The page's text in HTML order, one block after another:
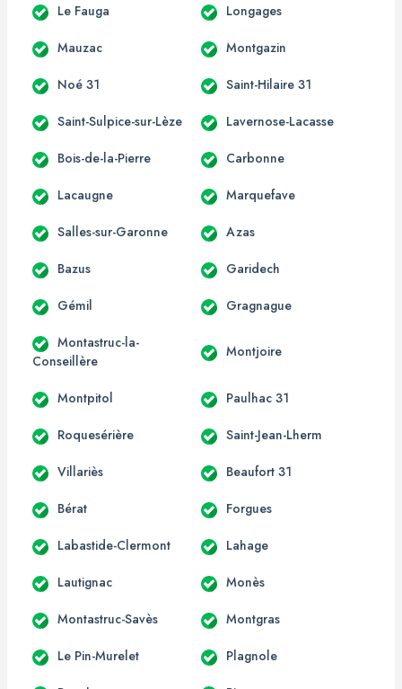
Le Fauga Longages
Mauzac Montgazin
Noé 31 Saint-Hilaire 31
Saint-Sulpice-sur-Lèze Lavernose-Lacasse
Bois-de-la-Pierre Carbonne
Lacaugne Marquefave
Salles-sur-Garonne Azas
Bazus Garidech
Gémil Gragnague
Montastruc-la-
Conseillère
Montjoire
Montpitol Paulhac 31
Roquesérière Saint-Jean-Lherm
Villariès Beaufort 31
Bérat Forgues
Labastide-Clermont Lahage
Lautignac Monès
Montastruc-Savès Montgras
Le Pin-Murelet Plagnole